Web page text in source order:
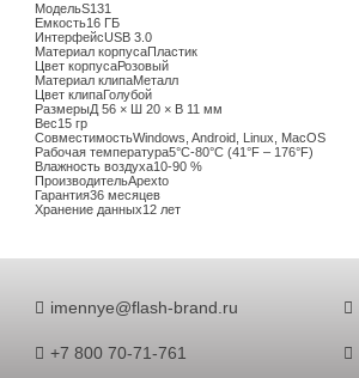
МодельS131
Емкость16 ГБ
ИнтерфейсUSB 3.0
Материал корпусаПластик
Цвет корпусаРозовый
Материал клипаМеталл
Цвет клипаГолубой
РазмерыД 56 × Ш 20 × В 11 мм
Вес15 гр
СовместимостьWindows, Android, Linux, MacOS
Рабочая температура5°C-80°C (41°F – 176°F)
Влажность воздуха10-90 %
ПроизводительApexto
Гарантия36 месяцев
Хранение данных12 лет
imennye@flash-brand.ru
+7 800 70-71-761